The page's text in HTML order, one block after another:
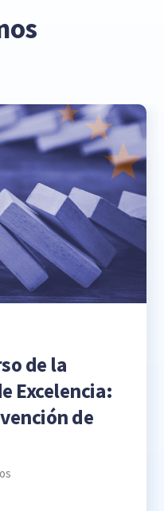
de la
Excelencia:
de